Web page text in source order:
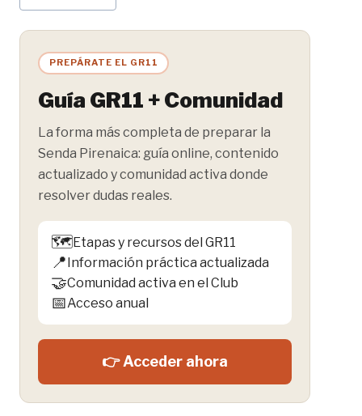
de
la
entrada:
PREPÁRATE EL GR11
Guía GR11 + Comunidad
La forma más completa de preparar la
Senda Pirenaica: guía online, contenido
actualizado y comunidad activa donde
resolver dudas reales.
🗺️Etapas y recursos del GR11
📍Información práctica actualizada
🤝Comunidad activa en el Club
📅Acceso anual
👉 Acceder ahora